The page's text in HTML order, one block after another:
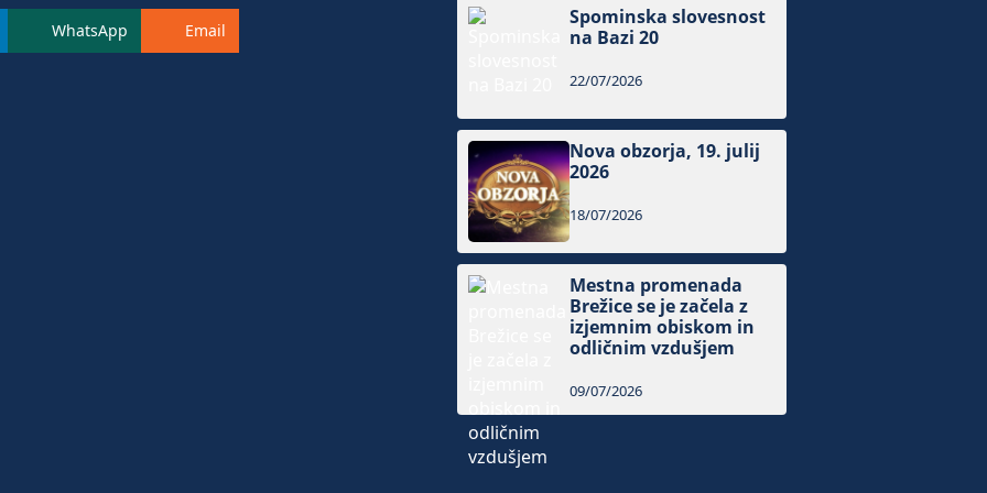
WhatsApp Email
Spominska slovesnost
na Bazi 20
22/07/2026
Nova obzorja, 19. julij
2026
18/07/2026
Mestna promenada
Brežice se je začela z
izjemnim obiskom in
odličnim vzdušjem
09/07/2026